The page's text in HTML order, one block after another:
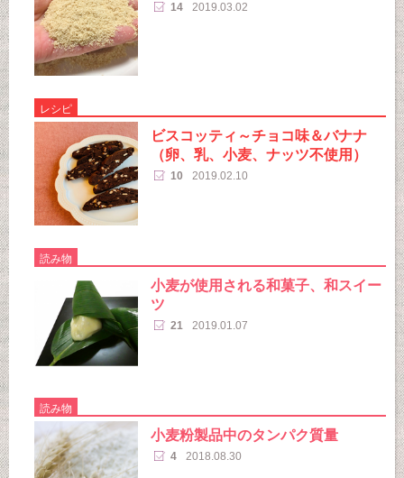
14 2019.03.02
レシピ
ビスコッティ～チョコ味＆バナナ
（卵、乳、小麦、ナッツ不使用）
10 2019.02.10
読み物
小麦が使用される和菓子、和スイー
ツ
21 2019.01.07
読み物
小麦粉製品中のタンパク質量
4 2018.08.30